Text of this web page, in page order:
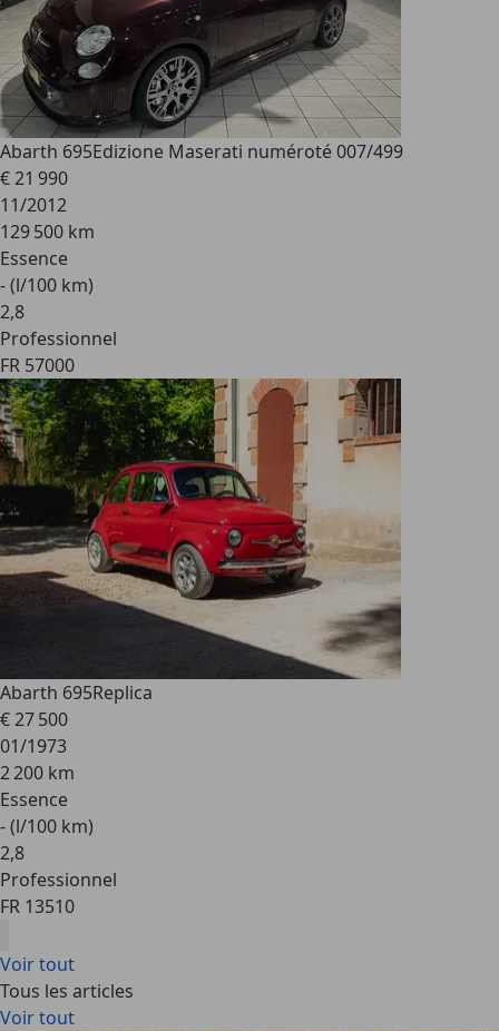
Abarth 695Edizione Maserati numéroté 007/499
€ 21 990
11/2012
129 500 km
Essence
- (l/100 km)
2,8
Professionnel
FR 57000
Abarth 695Replica
€ 27 500
01/1973
2 200 km
Essence
- (l/100 km)
2,8
Professionnel
FR 13510
Voir tout
Tous les articles
Voir tout